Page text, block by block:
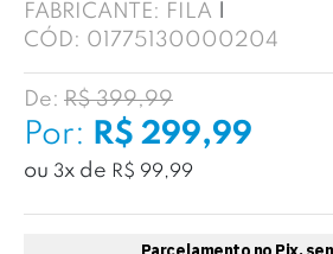
FABRICANTE: FILA
CÓD: 01775130000204
De: R$ 399,99
Por: R$ 299,99
ou 3x de R$ 99,99